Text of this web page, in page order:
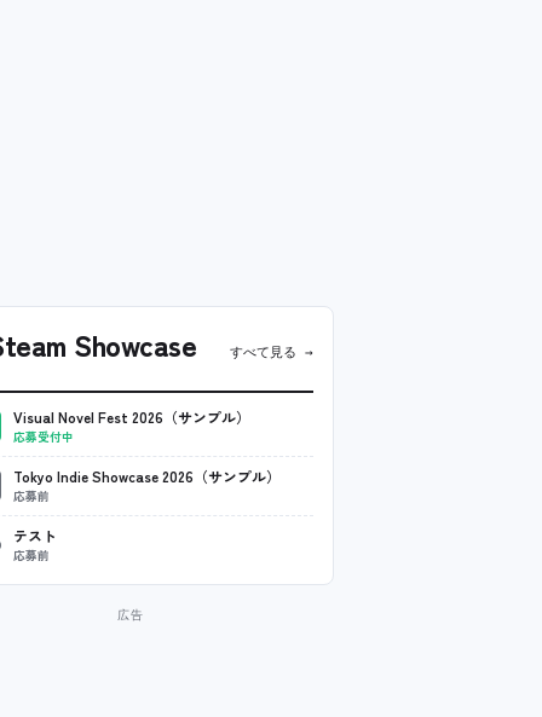
Showcase すべて見る →
Visual Novel Fest 2026（サンプル）
応募受付中
Tokyo Indie Showcase 2026（サンプル）
応募前
テスト
応募前